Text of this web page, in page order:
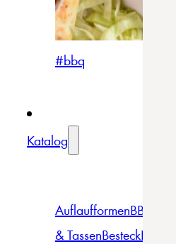
#bbq
Katalog
AuflaufformenBBQ
& TassenBesteckBowls &